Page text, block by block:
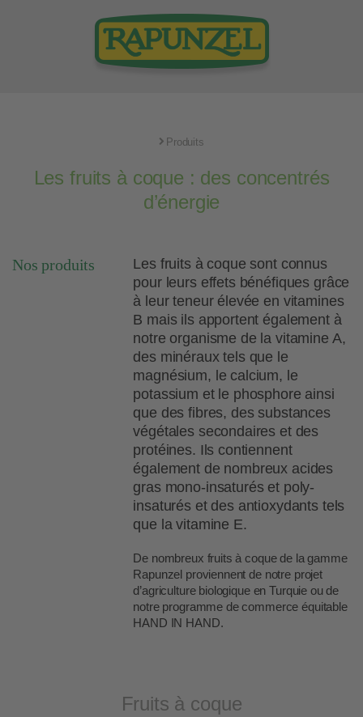
Produits
Les fruits à coque : des concentrés
d’énergie
Nos produits
Les fruits à coque sont connus
pour leurs effets bénéfiques grâce
à leur teneur élevée en vitamines
B mais ils apportent également à
notre organisme de la vitamine A,
des minéraux tels que le
magnésium, le calcium, le
potassium et le phosphore ainsi
que des fibres, des substances
végétales secondaires et des
protéines. Ils contiennent
également de nombreux acides
gras mono-insaturés et poly-
insaturés et des antioxydants tels
que la vitamine E.
De nombreux fruits à coque de la gamme
Rapunzel proviennent de notre projet
d’agriculture biologique en Turquie ou de
notre programme de commerce équitable
HAND IN HAND.
Fruits à coque